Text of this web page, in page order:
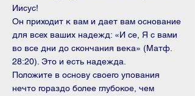
Иисус!
Он приходит к вам и дает вам основание
для всех ваших надежд: «И се, Я с вами
во все дни до скон­чания века» (Матф.
28:20). Это и есть надежда.
Положите в основу своего упования
нечто гораздо более глубокое, чем